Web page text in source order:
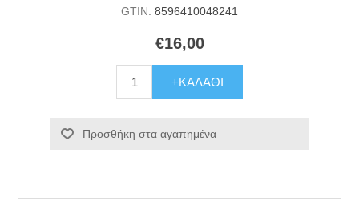
GTIN: 8596410048241
€16,00
+ΚΑΛΆΘΙ
Προσθήκη στα αγαπημένα